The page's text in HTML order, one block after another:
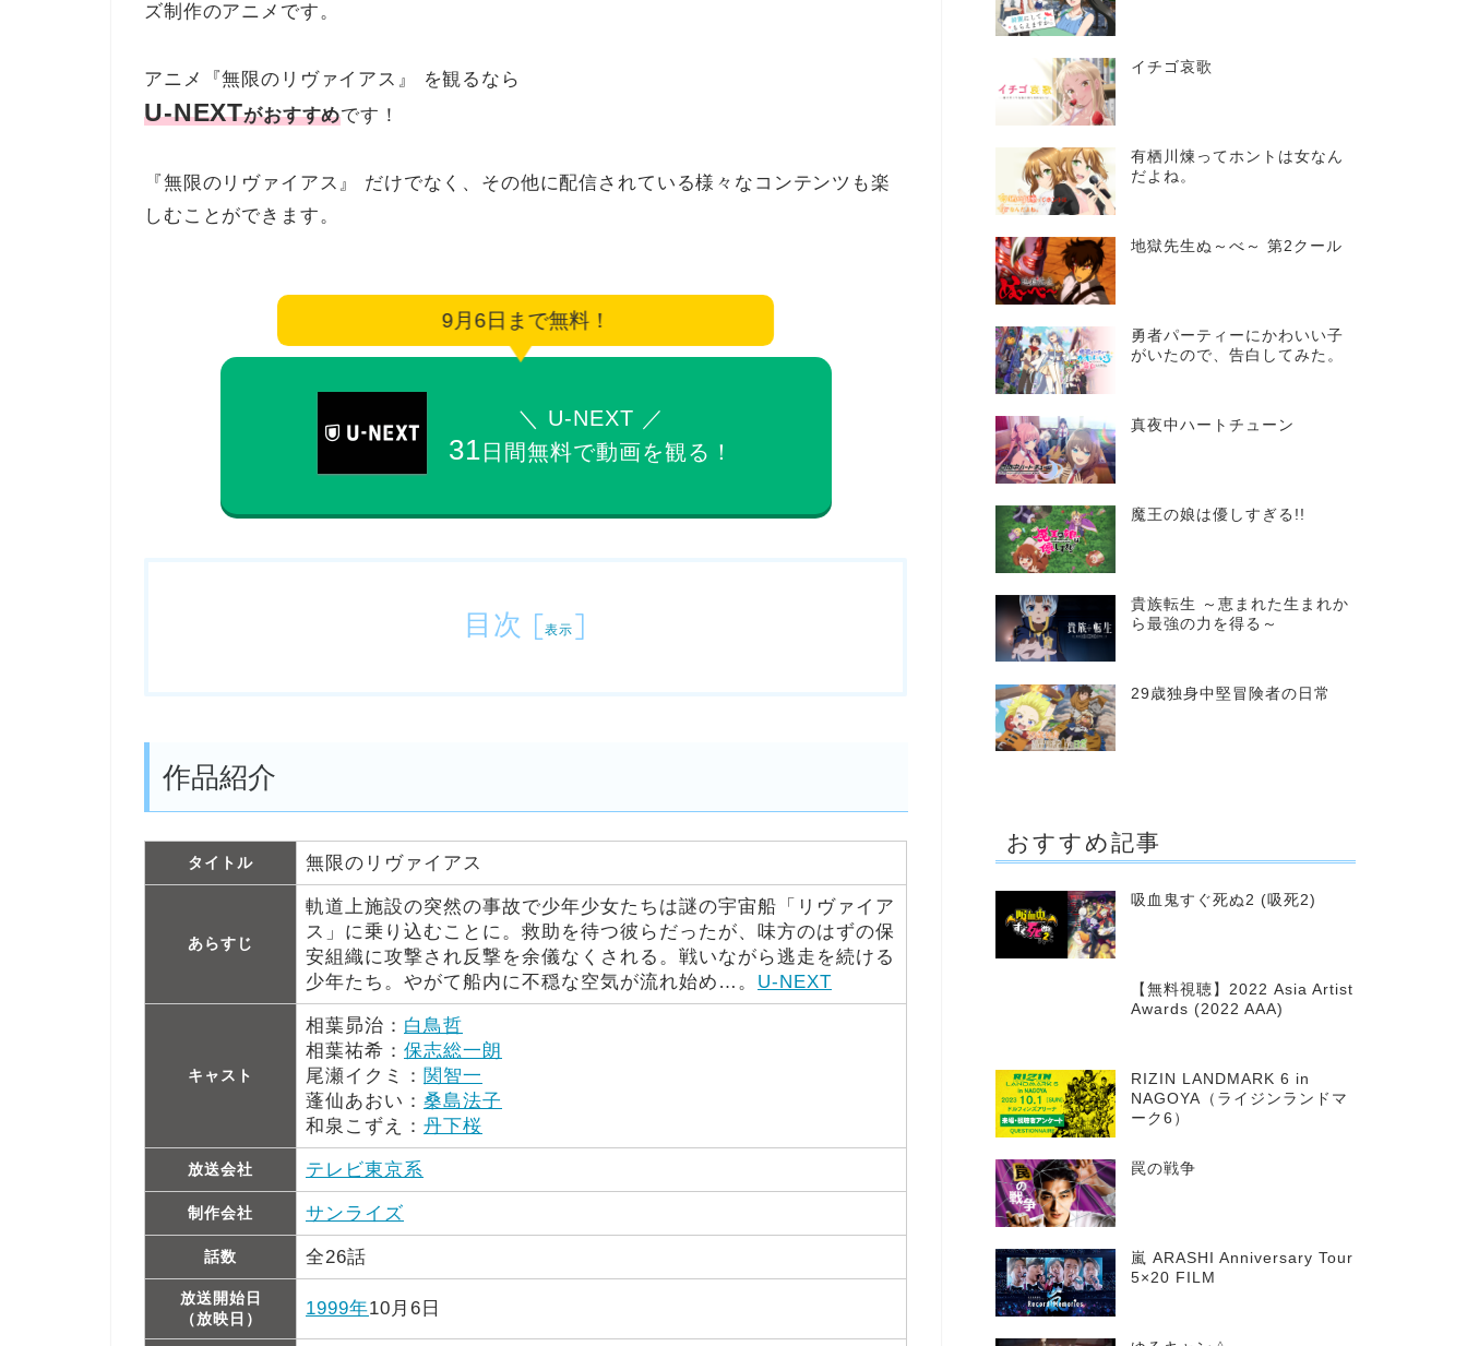
ズ制作のアニメです。
アニメ『無限のリヴァイアス』 を観るなら
U-NEXTがおすすめです！
『無限のリヴァイアス』 だけでなく、その他に配信されている様々なコンテンツも楽
しむことができます。
9月6日まで無料！
＼ U-NEXT ／
31 日間無料で動画を観る！
目次 [表示 ]
作品紹介
タイトル 無限のリヴァイアス
あらすじ
軌道上施設の突然の事故で少年少女たちは謎の宇宙船「リヴァイア
ス」に乗り込むことに。救助を待つ彼らだったが、味方のはずの保
安組織に攻撃され反撃を余儀なくされる。戦いながら逃走を続ける
少年たち。やがて船内に不穏な空気が流れ始め…。 U-NEXT
キャスト
相葉昴治： 白鳥哲
相葉祐希： 保志総一朗
尾瀬イクミ： 関智一
蓬仙あおい： 桑島法子
和泉こずえ： 丹下桜
放送会社 テレビ東京系
制作会社 サンライズ
話数 全26話
放送開始日
（放映日）
1999年10月6日
イチゴ哀歌
有栖川煉ってホントは女なん
だよね。
地獄先生ぬ～べ～ 第2クール
勇者パーティーにかわいい子
がいたので、告白してみた。
真夜中ハートチューン
魔王の娘は優しすぎる!!
貴族転生 ～恵まれた生まれか
ら最強の力を得る～
29歳独身中堅冒険者の日常
おすすめ記事
吸血鬼すぐ死ぬ2 (吸死2)
【無料視聴】2022 Asia Artist
Awards (2022 AAA)
RIZIN LANDMARK 6 in
NAGOYA（ライジンランドマ
ーク6）
罠の戦争
嵐 ARASHI Anniversary Tour
5×20 FILM